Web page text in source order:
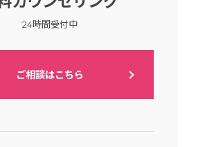
24時間受付中
ご相談はこちら